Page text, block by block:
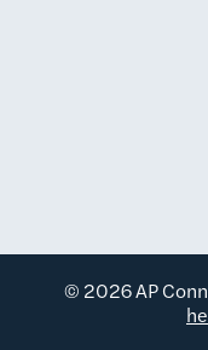
© 2026 AP